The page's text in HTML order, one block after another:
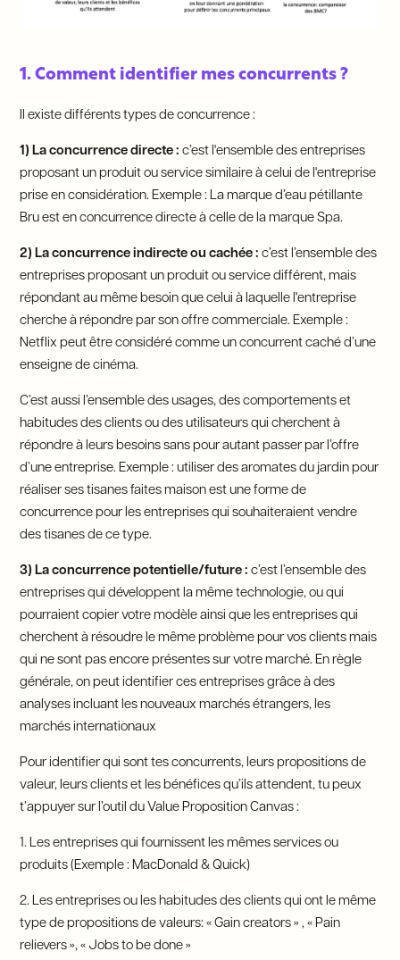
1. Comment identifier mes concurrents ?
Il existe différents types de concurrence :
1) La concurrence directe : c’est l'ensemble des entreprises
proposant un produit ou service similaire à celui de l'entreprise
prise en considération. Exemple : La marque d’eau pétillante
Bru est en concurrence directe à celle de la marque Spa.
2) La concurrence indirecte ou cachée : c’est l’ensemble des
entreprises proposant un produit ou service différent, mais
répondant au même besoin que celui à laquelle l'entreprise
cherche à répondre par son offre commerciale. Exemple :
Netflix peut être considéré comme un concurrent caché d’une
enseigne de cinéma.
C’est aussi l’ensemble des usages, des comportements et
habitudes des clients ou des utilisateurs qui cherchent à
répondre à leurs besoins sans pour autant passer par l’offre
d’une entreprise. Exemple : utiliser des aromates du jardin pour
réaliser ses tisanes faites maison est une forme de
concurrence pour les entreprises qui souhaiteraient vendre
des tisanes de ce type.
3) La concurrence potentielle/future : c’est l’ensemble des
entreprises qui développent la même technologie, ou qui
pourraient copier votre modèle ainsi que les entreprises qui
cherchent à résoudre le même problème pour vos clients mais
qui ne sont pas encore présentes sur votre marché. En règle
générale, on peut identifier ces entreprises grâce à des
analyses incluant les nouveaux marchés étrangers, les
marchés internationaux
Pour identifier qui sont tes concurrents, leurs propositions de
valeur, leurs clients et les bénéfices qu’ils attendent, tu peux
t’appuyer sur l’outil du Value Proposition Canvas :
1. Les entreprises qui fournissent les mêmes services ou
produits (Exemple : MacDonald & Quick)
2. Les entreprises ou les habitudes des clients qui ont le même
type de propositions de valeurs: « Gain creators » , « Pain
relievers », « Jobs to be done »